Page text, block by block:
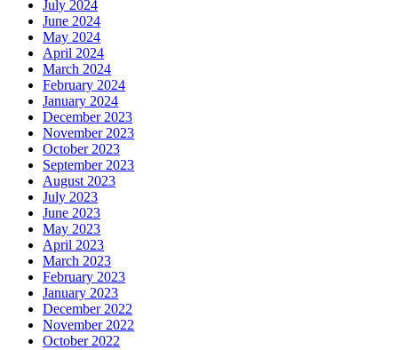
July 2024
June 2024
May 2024
April 2024
March 2024
February 2024
January 2024
December 2023
November 2023
October 2023
September 2023
August 2023
July 2023
June 2023
May 2023
April 2023
March 2023
February 2023
January 2023
December 2022
November 2022
October 2022